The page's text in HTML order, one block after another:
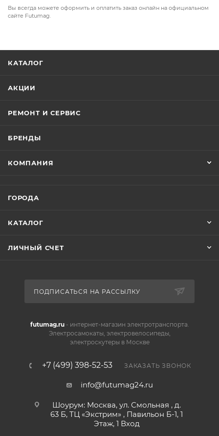
Вы всегда можете оформить и оплатить заказ онлайн на официальном
сайте Futumag.
КАТАЛОГ
АКЦИИ
РЕМОНТ И СЕРВИС
БРЕНДЫ
КОМПАНИЯ
ГОРОДА
КАТАЛОГ
ЛИЧНЫЙ СЧЕТ
ПОДПИСАТЬСЯ НА РАССЫЛКУ
futumag.ru- интернет-магазин электротранспорта.
Электросамокаты, электровелосипеды,
электроскутеры в Москве
+7 (499) 398-52-53 ЗАКАЗАТЬ ЗВОНОК
info@futumag24.ru
Шоурум: Москва, ул. Смольная , д.
63 Б, ТЦ «Экстрим» , Павильон Б-1, 1
Этаж, 1 Вход